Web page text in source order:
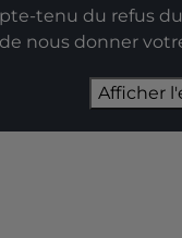
tenu du refus
nous donner
Afficher